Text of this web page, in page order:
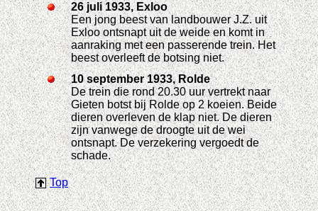
26 juli 1933, Exloo
Een jong beest van landbouwer J.Z. uit
Exloo ontsnapt uit de weide en komt in
aanraking met een passerende trein. Het
beest overleeft de botsing niet.
10 september 1933, Rolde
De trein die rond 20.30 uur vertrekt naar
Gieten botst bij Rolde op 2 koeien. Beide
dieren overleven de klap niet. De dieren
zijn vanwege de droogte uit de wei
ontsnapt. De verzekering vergoedt de
schade.
Top